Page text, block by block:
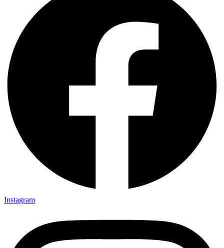
Instagram